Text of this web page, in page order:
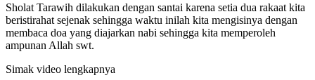
Sholat Tarawih dilakukan dengan santai karena setia dua rakaat kita
beristirahat sejenak sehingga waktu inilah kita mengisinya dengan
membaca doa yang diajarkan nabi sehingga kita memperoleh
ampunan Allah swt.
Simak video lengkapnya